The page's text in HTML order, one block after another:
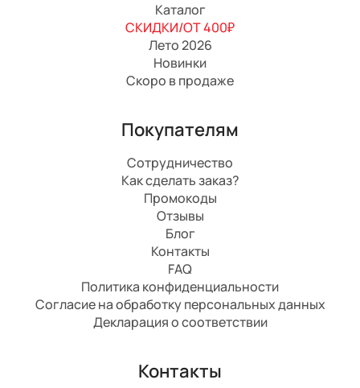
Каталог
СКИДКИ/ОТ 400₽
Лето 2026
Новинки
Скоро в продаже
Покупателям
Сотрудничество
Как сделать заказ?
Промокоды
Отзывы
Блог
Контакты
FAQ
Политика конфиденциальности
Согласие на обработку персональных данных
Декларация о соответствии
Контакты